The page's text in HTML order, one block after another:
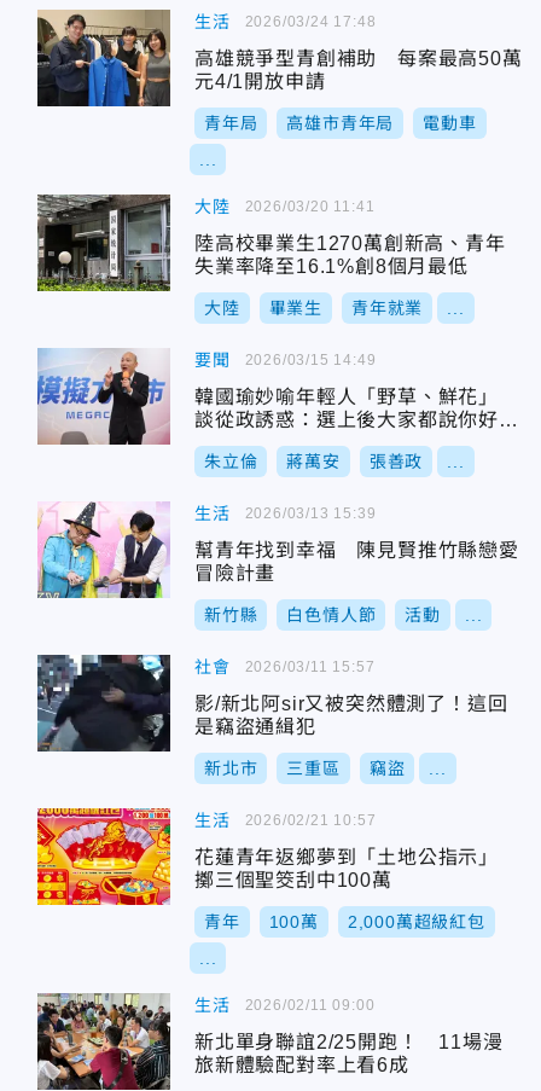
生活
高雄競爭型青創補助 每案最高50萬
元4/1開放申請
青年局 高雄市青年局 電動車
2026/03/24 17:48
大陸
陸高校畢業生1270萬創新高、青年
失業率降至16.1%創8個月最低
大陸 畢業生 青年就業
2026/03/20 11:41
要聞
韓國瑜妙喻年輕人「野草、鮮花」
談從政誘惑：選上後大家都說你好
帥！
朱立倫 蔣萬安 張善政
2026/03/15 14:49
生活
幫青年找到幸福 陳見賢推竹縣戀愛
冒險計畫
新竹縣 白色情人節 活動
2026/03/13 15:39
社會
影/新北阿sir又被突然體測了！這回
是竊盜通緝犯
新北市 三重區 竊盜
2026/03/11 15:57
生活
花蓮青年返鄉夢到「土地公指示」
擲三個聖筊刮中100萬
青年 100萬 2,000萬超級紅包
2026/02/21 10:57
生活
新北單身聯誼2/25開跑！ 11場漫
旅新體驗配對率上看6成
2026/02/11 09:00